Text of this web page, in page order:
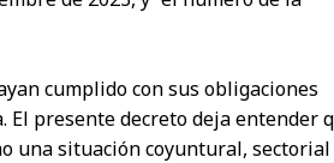
cumplido con sus obligaciones
presente decreto deja entender
una situación coyuntural, sectorial